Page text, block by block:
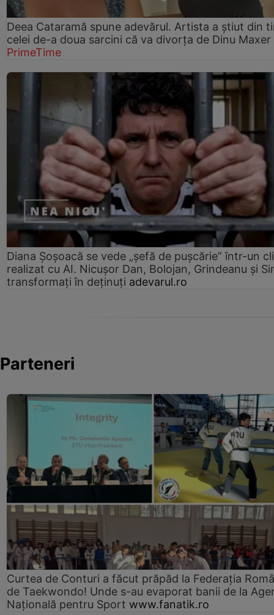
Deea Cataramă spune adevărul. Artista a știut din
celei de-a doua sarcini că va divorța de Dinu Maxer
PrimeTime
Diana Șoșoacă se vede „șefă de pușcărie” într-un
realizat cu AI. Nicușor Dan, Bolojan, Grindeanu și
transformați în deținuți adevarul.ro
Parteneri
Curtea de Conturi a făcut prăpăd la Federația
de Taekwondo! Unde s-au evaporat banii de la
Națională pentru Sport www.fanatik.ro